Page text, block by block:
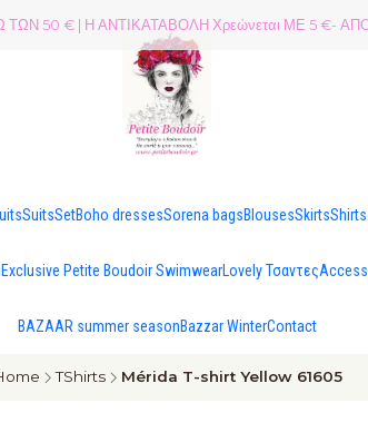
SuitsSetBoho dressesSorena bagsBlousesSkirts
Exclusive Petite Boudoir SwimwearLovely Τσαντες
BAZAAR summer seasonBazzar WinterContact
50 € | Η ΑΝΤΙΚΑΤΑΒΟΛΗ Χρεώνεται ΜΕ 5 €-
TShirts Mérida T-shirt Yellow 61605